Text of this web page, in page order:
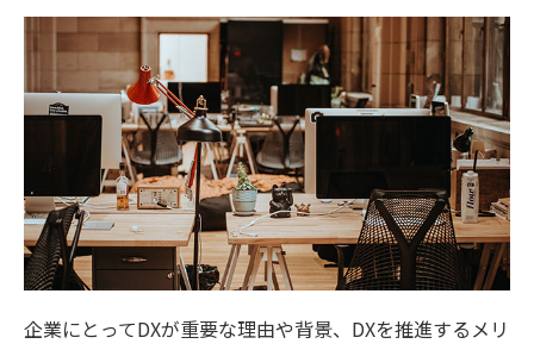
企業にとってDXが重要な理由や背景、DXを推進するメリ